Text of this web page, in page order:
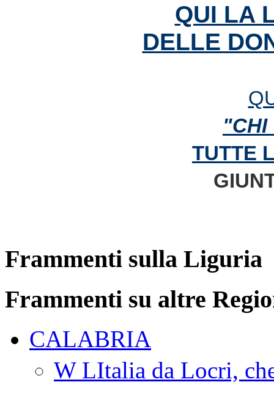
QUI LA
DELLE
"CHI
TUTTE
Frammenti sulla Liguria
Frammenti su altre
CALABRIA
W LItalia da Locri,